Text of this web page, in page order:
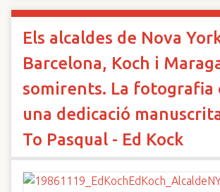
Els alcaldes de Nova
Barcelona, Koch i
somirents. La fotografia
una dedicació
To Pasqual - Ed Kock